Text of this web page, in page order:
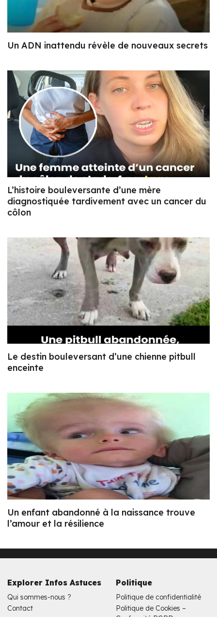
Un ADN inattendu révèle de nouveaux secrets
L’histoire bouleversante d’une mère
diagnostiquée tardivement avec un cancer du
côlon
Le destin bouleversant d’une chienne pitbull
enceinte
Un enfant abandonné à la naissance trouve
l’amour et la résilience
Explorer Infos Astuces
Qui sommes-nous ?
Contact
Politique
Politique de confidentialité
Politique de Cookies –